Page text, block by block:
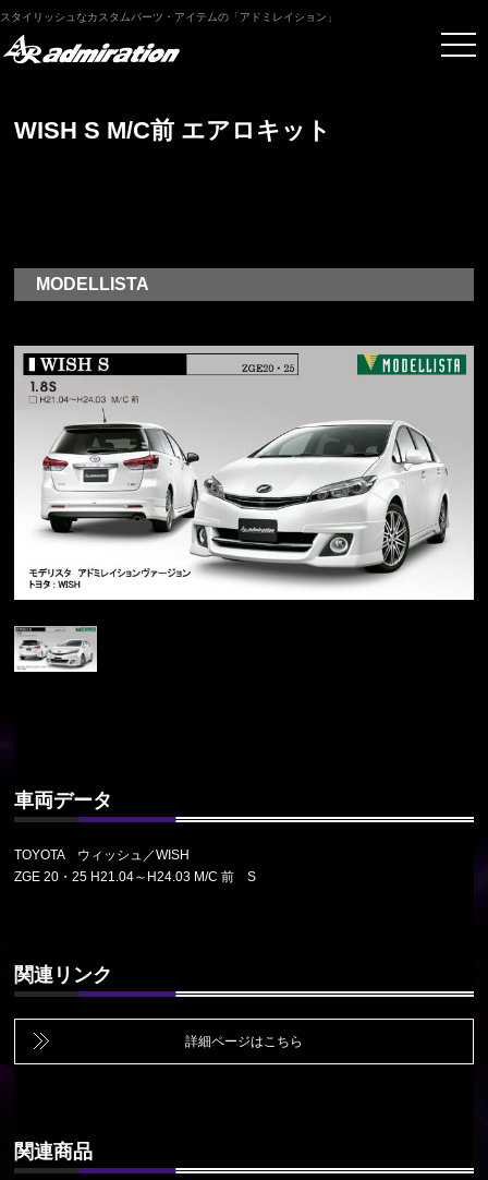
スタイリッシュなカスタムパーツ・アイテムの「アドミレイション」
WISH S M/C前 エアロキット
MODELLISTA
車両データ
TOYOTA ウィッシュ／WISH
ZGE 20・25 H21.04～H24.03 M/C 前 S
関連リンク
詳細ページはこちら
関連商品